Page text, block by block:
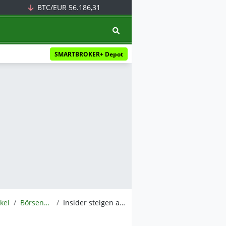
BTC/EUR 56.186,31
SMARTBROKER+ Depot
BörsenNEWS.de Insider steigen aus: Nvidia an der 4-Billionen-Grenze